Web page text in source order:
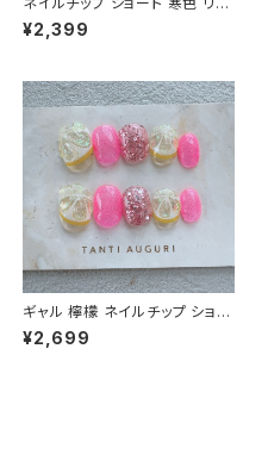
フ柄 ボタニカルフラワー 麦わら
帽子 濃い紺ファッション 夏 通販
¥2,399
ギャル 檸檬 ネイルチップ ショー
ト ピンク色 派手 ギャルっぽい
キャバ嬢 チャラい 不真面目 通
¥2,699